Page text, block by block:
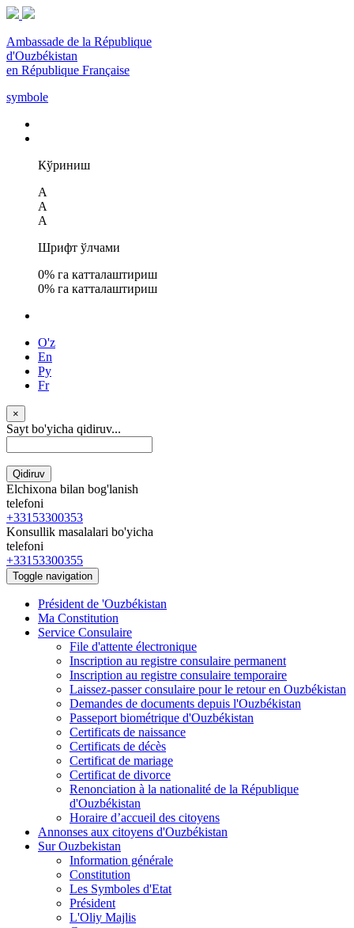
Ambassade de la République
d'Ouzbékistan
en République Française
symbole
Кўриниш
A
A
A
Шрифт ўлчами
0% га катталаштириш
0% га катталаштириш
O'z
En
Ру
Fr
×
Sayt bo'yicha qidiruv...
Qidiruv
Elchixona bilan bog'lanish
telefoni
+33153300353
Konsullik masalalari bo'yicha
telefoni
+33153300355
Toggle navigation
Président de 'Ouzbékistan
Ma Constitution
Service Consulaire
File d'attente électronique
Inscription au registre consulaire permanent
Inscription au registre consulaire temporaire
Laissez-passer consulaire pour le retour en Ouzbékistan
Demandes de documents depuis l'Ouzbékistan
Passeport biométrique d'Ouzbékistan
Certificats de naissance
Certificats de décès
Certificat de mariage
Certificat de divorce
Renonciation à la nationalité de la République
d'Ouzbékistan
Horaire d’accueil des citoyens
Annonses aux citoyens d'Ouzbékistan
Sur Ouzbekistan
Information générale
Constitution
Les Symboles d'Etat
Président
L'Oliy Majlis